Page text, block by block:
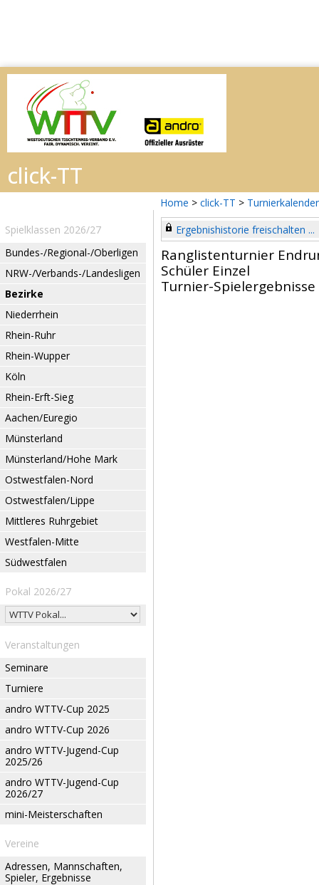
Home > click-TT > Turnierkalender
Spielklassen 2026/27
Bundes-/Regional-/Oberligen
NRW-/Verbands-/Landesligen
Bezirke
Niederrhein
Rhein-Ruhr
Rhein-Wupper
Köln
Rhein-Erft-Sieg
Aachen/Euregio
Münsterland
Münsterland/Hohe Mark
Ostwestfalen-Nord
Ostwestfalen/Lippe
Mittleres Ruhrgebiet
Westfalen-Mitte
Südwestfalen
Pokal 2026/27
Veranstaltungen
Seminare
Turniere
andro WTTV-Cup 2025
andro WTTV-Cup 2026
andro WTTV-Jugend-Cup
2025/26
andro WTTV-Jugend-Cup
2026/27
mini-Meisterschaften
Vereine
Adressen, Mannschaften,
Spieler, Ergebnisse
Ergebnishistorie freischalten ...
Ranglistenturnier
Schüler Einzel
Turnier-Spielergebnisse